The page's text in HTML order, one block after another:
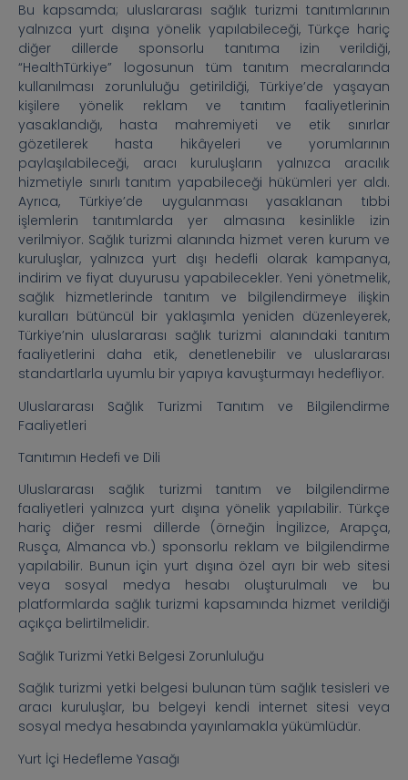
Bu kapsamda; uluslararası sağlık turizmi tanıtımlarının
yalnızca yurt dışına yönelik yapılabileceği, Türkçe hariç
diğer dillerde sponsorlu tanıtıma izin verildiği,
“HealthTürkiye” logosunun tüm tanıtım mecralarında
kullanılması zorunluluğu getirildiği, Türkiye’de yaşayan
kişilere yönelik reklam ve tanıtım faaliyetlerinin
yasaklandığı, hasta mahremiyeti ve etik sınırlar
gözetilerek hasta hikâyeleri ve yorumlarının
paylaşılabileceği, aracı kuruluşların yalnızca aracılık
hizmetiyle sınırlı tanıtım yapabileceği hükümleri yer aldı.
Ayrıca, Türkiye’de uygulanması yasaklanan tıbbi
işlemlerin tanıtımlarda yer almasına kesinlikle izin
verilmiyor. Sağlık turizmi alanında hizmet veren kurum ve
kuruluşlar, yalnızca yurt dışı hedefli olarak kampanya,
indirim ve fiyat duyurusu yapabilecekler. Yeni yönetmelik,
sağlık hizmetlerinde tanıtım ve bilgilendirmeye ilişkin
kuralları bütüncül bir yaklaşımla yeniden düzenleyerek,
Türkiye’nin uluslararası sağlık turizmi alanındaki tanıtım
faaliyetlerini daha etik, denetlenebilir ve uluslararası
standartlarla uyumlu bir yapıya kavuşturmayı hedefliyor.
Uluslararası Sağlık Turizmi Tanıtım ve Bilgilendirme
Faaliyetleri
Tanıtımın Hedefi ve Dili
Uluslararası sağlık turizmi tanıtım ve bilgilendirme
faaliyetleri yalnızca yurt dışına yönelik yapılabilir. Türkçe
hariç diğer resmi dillerde (örneğin İngilizce, Arapça,
Rusça, Almanca vb.) sponsorlu reklam ve bilgilendirme
yapılabilir. Bunun için yurt dışına özel ayrı bir web sitesi
veya sosyal medya hesabı oluşturulmalı ve bu
platformlarda sağlık turizmi kapsamında hizmet verildiği
açıkça belirtilmelidir.
Sağlık Turizmi Yetki Belgesi Zorunluluğu
Sağlık turizmi yetki belgesi bulunan tüm sağlık tesisleri ve
aracı kuruluşlar, bu belgeyi kendi internet sitesi veya
sosyal medya hesabında yayınlamakla yükümlüdür.
Yurt İçi Hedefleme Yasağı